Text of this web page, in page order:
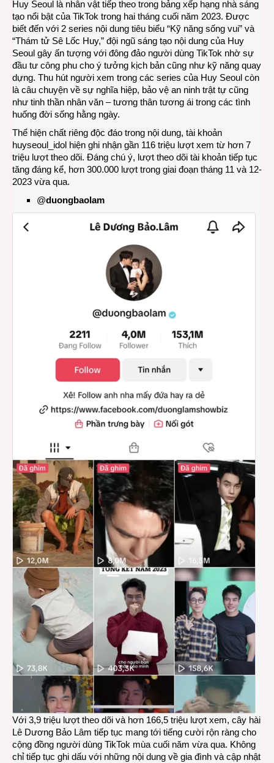
Huy Seoul là nhân vật tiếp theo trong bảng xếp hạng nhà sáng
tạo nổi bật của TikTok trong hai tháng cuối năm 2023. Được
biết đến với 2 series nội dung tiêu biểu “Kỹ năng sống vui” và
“Thám tử Sê Lốc Huy,” đội ngũ sáng tạo nội dung của Huy
Seoul gây ấn tượng với đông đảo người dùng TikTok nhờ sự
đầu tư công phu cho ý tưởng kịch bản cũng như kỹ năng quay
dựng. Thu hút người xem trong các series của Huy Seoul còn
là câu chuyện về sự nghĩa hiệp, bảo vệ an ninh trật tự cũng
như tinh thần nhân văn – tương thân tương ái trong các tình
huống đời sống hằng ngày.
Thể hiện chất riêng độc đáo trong nội dung, tài khoản
huyseoul_idol hiện ghi nhận gần 116 triệu lượt xem từ hơn 7
triệu lượt theo dõi. Đáng chú ý, lượt theo dõi tài khoản tiếp tục
tăng đáng kể, hơn 300.000 lượt trong giai đoạn tháng 11 và 12-
2023 vừa qua.
@duongbaolam
Với 3,9 triệu lượt theo dõi và hơn 166,5 triệu lượt xem, cây hài
Lê Dương Bảo Lâm tiếp tục mang tới tiếng cười rộn ràng cho
cộng đồng người dùng TikTok mùa cuối năm vừa qua. Không
chỉ tiếp tục ghi dấu với những nội dung về gia đình và cập nhật